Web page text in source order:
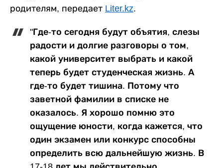
родителям, передает Liter.kz.
"Где-то сегодня будут объятия, слезы
радости и долгие разговоры о том,
какой университет выбрать и какой
теперь будет студенческая жизнь. А
где-то будет тишина. Потому что
заветной фамилии в списке не
оказалось. Я хорошо помню это
ощущение юности, когда кажется, что
один экзамен или конкурс способны
определить всю дальнейшую жизнь. В